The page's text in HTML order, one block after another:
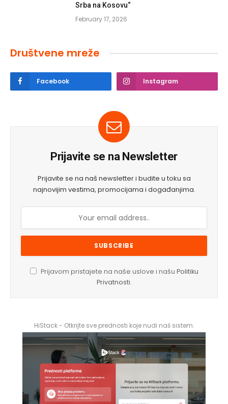
Srba na Kosovu“
February 17, 2026
Društvene mreže
Facebook Instagram
Prijavite se na Newsletter
Prijavite se na naš newsletter i budite u toku sa
najnovijim vestima, promocijama i događanjima.
Prijavom pristajete na naše uslove i našu Politiku
Privatnosti.
HiStack - Otkrijte sve prednosti koje nudi naš sistem.